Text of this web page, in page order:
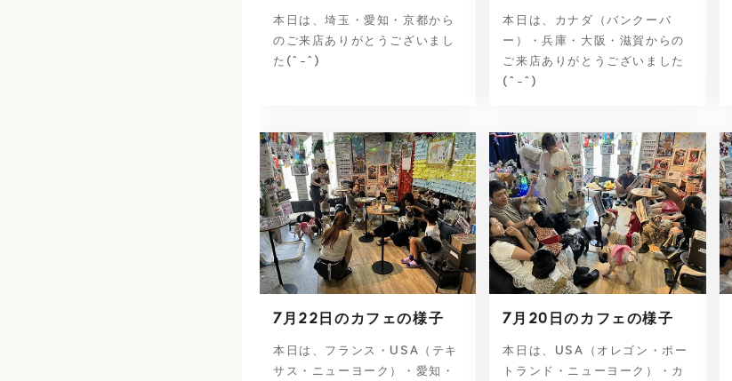
本日は、埼玉・愛知・京都から
のご来店ありがとうございまし
た(^-^)
本日は、カナダ（バンクーバ
ー）・兵庫・大阪・滋賀からの
ご来店ありがとうございました
(^-^)
7月22日のカフェの様子
本日は、フランス・USA（テキ
サス・ニューヨーク）・愛知・
7月20日のカフェの様子
本日は、USA（オレゴン・ポー
トランド・ニューヨーク）・カ